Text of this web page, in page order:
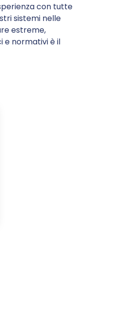
con tutte
sistemi nelle
estreme,
e normativi è il